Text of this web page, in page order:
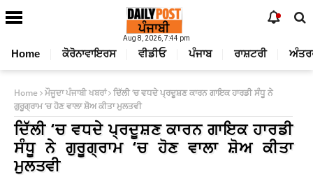
Aug 8, 2026, 7:44 pm
Home ਕੋਰੋਨਾਵਾਇਰਸ ਵੀਡੀਓ ਪੰਜਾਬ ਰਾਸ਼ਟਰੀ
Home ਮੌਜੂਦਾ ਪੰਜਾਬੀ ਖਬਰਾਂ ਦਿੱਲੀ ‘ਚ ਵਧਦੇ ਪ੍ਰਦੂਸ਼ਣ ਕਾਰਨ ਗਾਇਕ ਹਾਰਡੀ ਸੰਧੂ ਨੇ
ਗੁਰੂਗ੍ਰਾਮ ‘ਚ ਹੋਣ ਵਾਲਾ ਸ਼ੋਅ ਕੀਤਾ ਮੁਲਤਵੀ
ਦਿੱਲੀ ‘ਚ ਵਧਦੇ ਪ੍ਰਦੂਸ਼ਣ ਕਾਰਨ ਗਾਇਕ ਹਾਰਡੀ
ਸੰਧੂ ਨੇ ਗੁਰੂਗ੍ਰਾਮ ‘ਚ ਹੋਣ ਵਾਲਾ ਸ਼ੋਅ ਕੀਤਾ
ਮੁਲਤਵੀ